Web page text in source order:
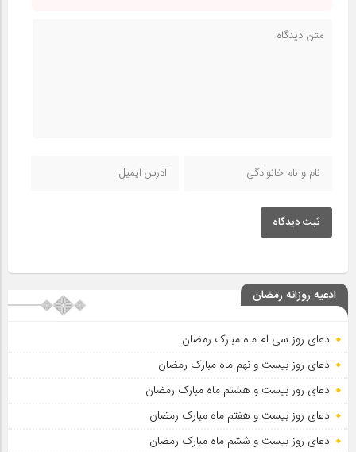
ثبت دیدگاه
ادعیه روزانه رمضان
دعای روز سی ام ماه مبارک رمضان
دعای روز بیست و نهم ماه مبارک رمضان
دعای روز بیست و هشتم ماه مبارک رمضان
دعای روز بیست و هفتم ماه مبارک رمضان
دعای روز بیست و ششم ماه مبارک رمضان